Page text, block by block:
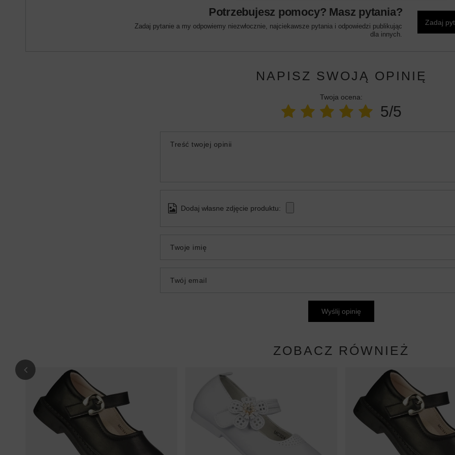
Potrzebujesz pomocy? Masz pytania?
Zadaj pytanie a my odpowiemy niezwłocznie, najciekawsze pytania i odpowiedzi publikując
dla innych.
Zadaj
NAPISZ SWOJĄ OPINIĘ
Twoja ocena:
5/5
Treść twojej opinii
Dodaj własne zdjęcie produktu:
Twoje imię
Twój email
Wyślij opinię
ZOBACZ RÓWNIEŻ